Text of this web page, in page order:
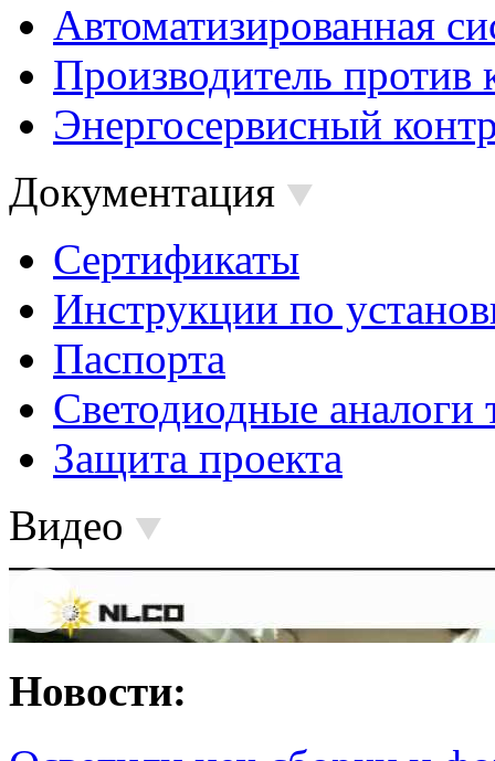
Автоматизированная
Производитель против
Энергосервисный
Документация
Сертификаты
Инструкции по
Паспорта
Светодиодные аналоги
Защита проекта
Видео
Новости: